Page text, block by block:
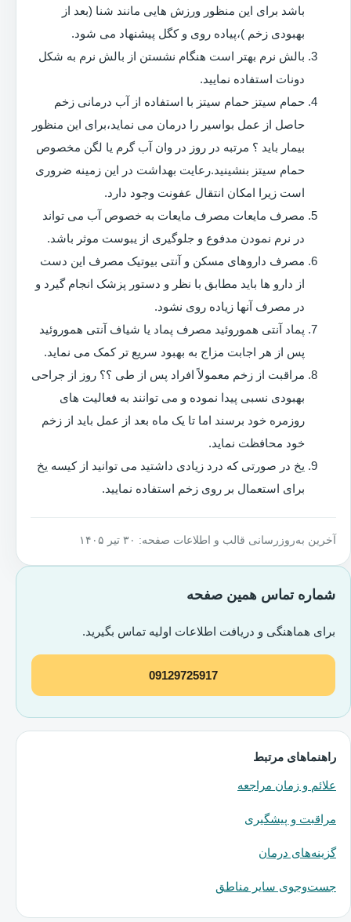
باشد برای این منظور ورزش هایی مانند شنا (بعد از
بهبودی زخم )،پیاده روی و کگل پیشنهاد می شود.
بالش نرم بهتر است هنگام نشستن از بالش نرم به شکل
دونات استفاده نمایید.
حمام سیتز حمام سیتز با استفاده از آب درمانی زخم
حاصل از عمل بواسیر را درمان می نماید،برای این منظور
بیمار باید ؟ مرتبه در روز در وان آب گرم یا لگن مخصوص
حمام سیتز بنشینید.رعایت بهداشت در این زمینه ضروری
است زیرا امکان انتقال عفونت وجود دارد.
مصرف مایعات مصرف مایعات به خصوص آب می تواند
در نرم نمودن مدفوع و جلوگیری از یبوست موثر باشد.
مصرف داروهای مسکن و آنتی بیوتیک مصرف این دست
از دارو ها باید مطابق با نظر و دستور پزشک انجام گیرد و
در مصرف آنها زیاده روی نشود.
پماد آنتی هموروئید مصرف پماد یا شیاف آنتی هموروئید
پس از هر اجابت مزاج به بهبود سریع تر کمک می نماید.
مراقبت از زخم معمولاً افراد پس از طی ؟؟ روز از جراحی
بهبودی نسبی پیدا نموده و می توانند به فعالیت های
روزمره خود برسند اما تا یک ماه بعد از عمل باید از زخم
خود محافظت نماید.
یخ در صورتی که درد زیادی داشتید می توانید از کیسه یخ
برای استعمال بر روی زخم استفاده نمایید.
آخرین به‌روزرسانی قالب و اطلاعات صفحه: ۳۰ تیر ۱۴۰۵
شماره تماس همین صفحه
برای هماهنگی و دریافت اطلاعات اولیه تماس بگیرید.
09129725917
راهنماهای مرتبط
علائم و زمان مراجعه
مراقبت و پیشگیری
گزینه‌های درمان
جست‌وجوی سایر مناطق